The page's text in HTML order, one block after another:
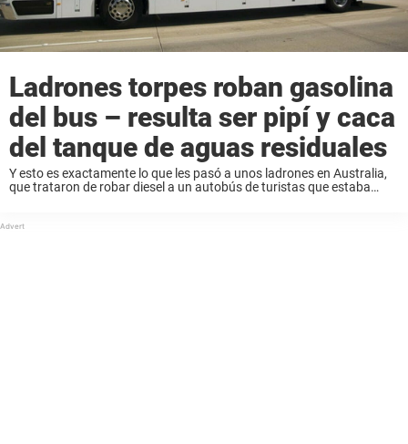
Ladrones torpes roban gasolina
del bus – resulta ser pipí y caca
del tanque de aguas residuales
Y esto es exactamente lo que les pasó a unos ladrones en Australia,
que trataron de robar diesel a un autobús de turistas que estaba